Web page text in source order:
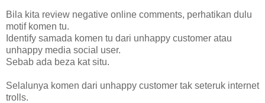
Bila kita review negative online comments, perhatikan dulu
motif komen tu.
Identify samada komen tu dari unhappy customer atau
unhappy media social user.
Sebab ada beza kat situ.
Selalunya komen dari unhappy customer tak seteruk internet
trolls.